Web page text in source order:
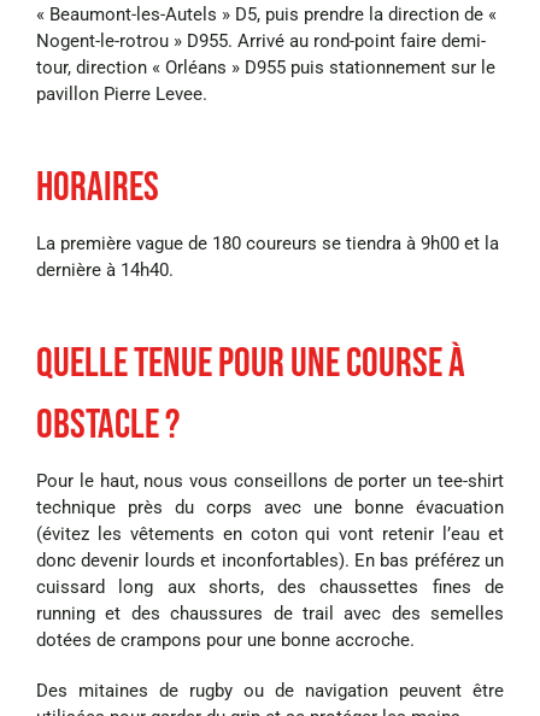
« Beaumont-les-Autels » D5, puis prendre la direction de «
Nogent-le-rotrou » D955. Arrivé au rond-point faire demi-
tour, direction « Orléans » D955 puis stationnement sur le
pavillon Pierre Levee.
Horaires
La première vague de 180 coureurs se tiendra à 9h00 et la
dernière à 14h40.
Quelle tenue pour une course à
obstacle ?
Pour le haut, nous vous conseillons de porter un tee-shirt
technique près du corps avec une bonne évacuation
(évitez les vêtements en coton qui vont retenir l’eau et
donc devenir lourds et inconfortables). En bas préférez un
cuissard long aux shorts, des chaussettes fines de
running et des chaussures de trail avec des semelles
dotées de crampons pour une bonne accroche.
Des mitaines de rugby ou de navigation peuvent être